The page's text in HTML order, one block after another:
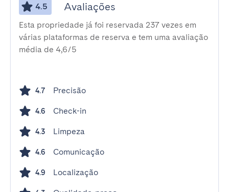
4.5 Avaliações
Esta propriedade já foi reservada 237 vezes em
várias plataformas de reserva e tem uma avaliação
média de 4,6/5
4.7 Precisão
4.6 Check-in
4.3 Limpeza
4.6 Comunicação
4.9 Localização